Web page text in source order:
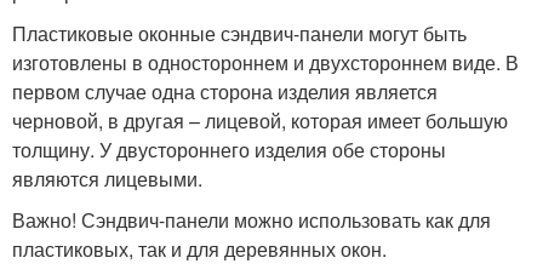
Пластиковые оконные сэндвич-панели могут быть
изготовлены в одностороннем и двухстороннем виде. В
первом случае одна сторона изделия является
черновой, в другая – лицевой, которая имеет большую
толщину. У двустороннего изделия обе стороны
являются лицевыми.
Важно! Сэндвич-панели можно использовать как для
пластиковых, так и для деревянных окон.